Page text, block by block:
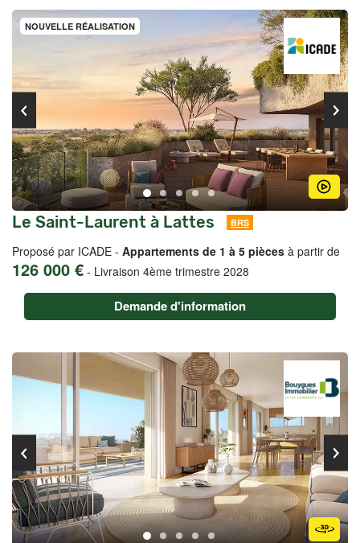
NOUVELLE RÉALISATION
Le Saint-Laurent à Lattes BRS
Proposé par ICADE - Appartements de 1 à 5 pièces à partir de
126 000 € - Livraison 4ème trimestre 2028
Demande d'information